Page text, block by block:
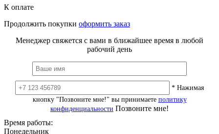
К оплате
Продолжить покупки оформить заказ
Менеджер свяжется с вами в ближайшее время в любой
рабочий день
* Нажимая
кнопку "Позвоните мне!" вы принимаете политику
конфиденциальности Позвоните мне!
Время работы:
Понедельник